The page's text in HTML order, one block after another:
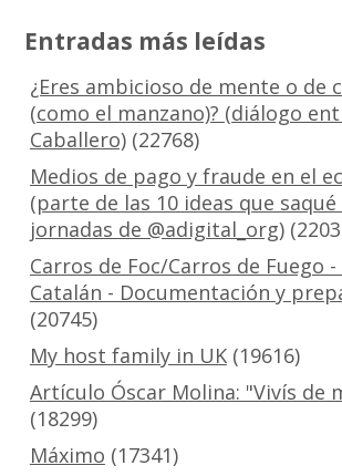
Entradas más leídas
¿Eres ambicioso de mente o de
(como el manzano)? (diálogo
Caballero)(22768)
Medios de pago y fraude en el
(parte de las 10 ideas que saqué
jornadas de @adigital_org)
Carros de Foc/Carros de Fuego
Catalán - Documentación y
(20745)
My host family in UK(19616)
Artículo Óscar Molina: "Vivís de
(18299)
Máximo (17341)